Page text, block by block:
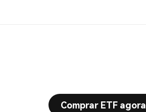
Comprar ETF agora